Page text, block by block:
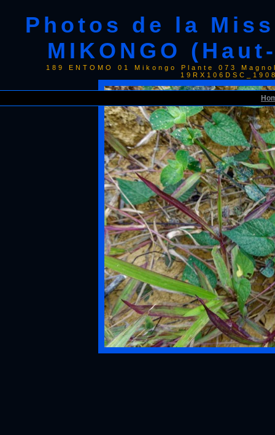
Photos de la
MIKONGO
189 ENTOMO 01 Mikongo Plante 073